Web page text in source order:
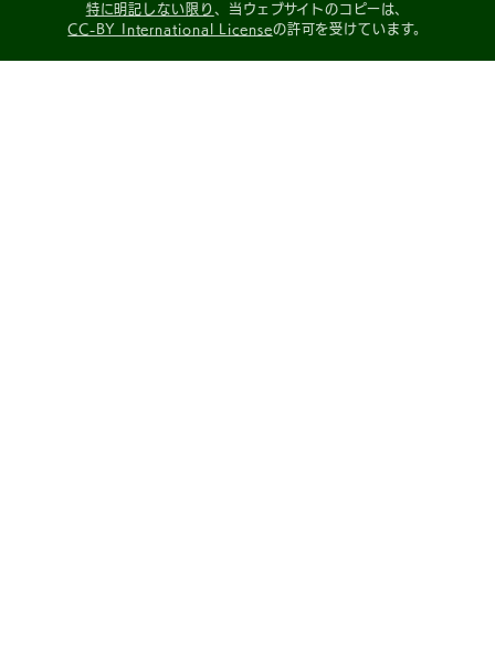
特に明記しない限り 、当ウェブサイトのコピーは、
CC-BY International Licenseの許可を受けています。